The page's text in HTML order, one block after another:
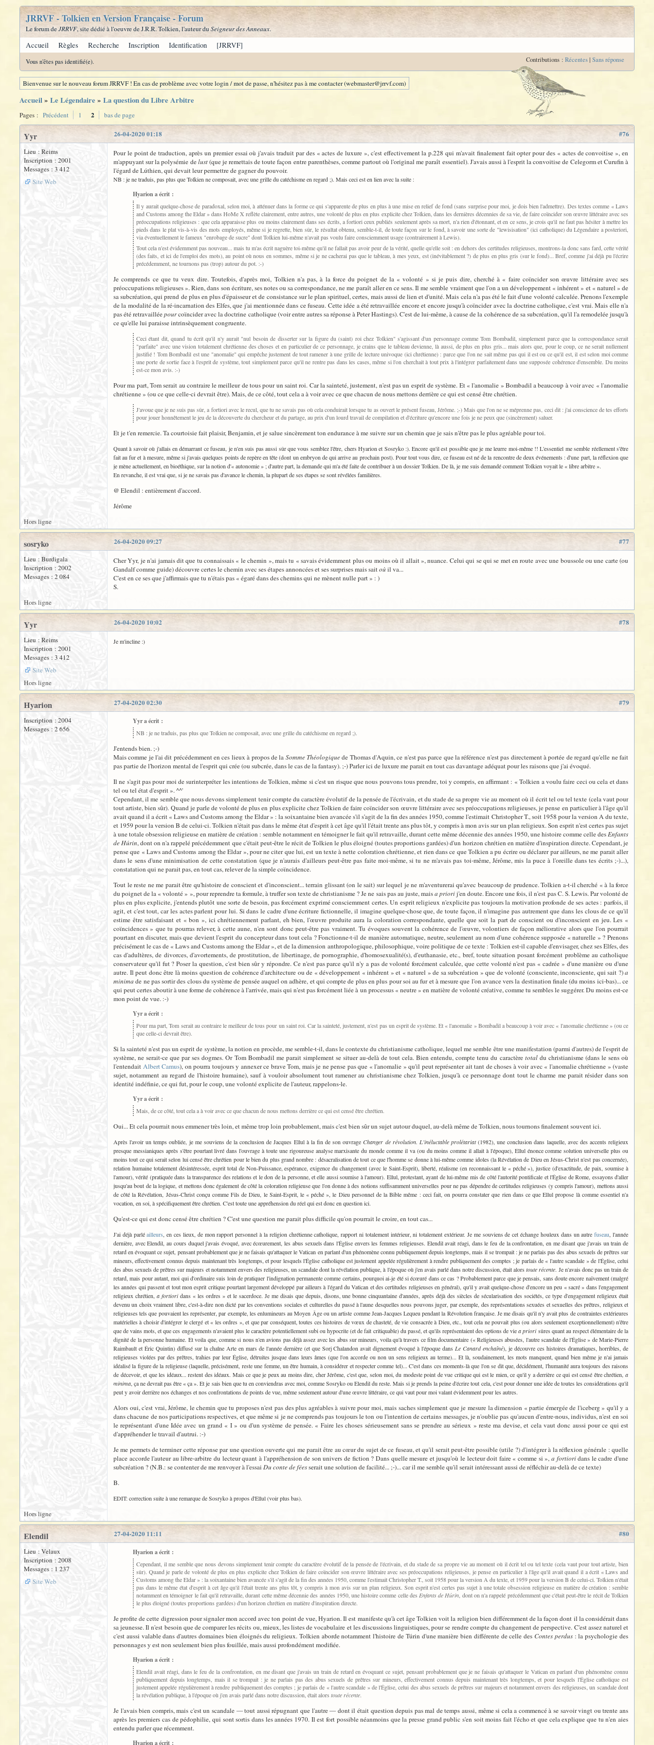
JRRVF - Tolkien en Version Française - Forum
Le forum deJRRVF, site dédié à l'oeuvre de J.R.R. Tolkien, l'auteur du Seigneur des Anneaux.
Accueil Règles Recherche Inscription Identification [JRRVF]
Vous n'êtes pas identifié(e). Contributions : Récentes| Sans réponse
Bienvenue sur le nouveau forum JRRVF ! En cas de problème avec votre login / mot de passe, n'hésitez pas à me contacter (webmaster@jrrvf.com)
Accueil» Le Légendaire » La question du Libre Arbitre
Pages : Précédent 1 2 bas de page
#76
26-04-2020 01:18
Yyr
Lieu : Reims
Inscription : 2001
Messages : 3 412
Site Web
Pour le point de traduction, après un premier essai où j'avais traduit par des « actes de luxure », c'est effectivement la p.228 qui m'avait finalement fait opter pour des « actes de convoitise », en
m'appuyant sur la polysémie delust(que je remettais de toute façon entre parenthèses, comme partout où l'original me paraît essentiel). J'avais aussi à l'esprit la convoitise de Celegorm et Curufin à
l'égard de Lúthien, qui devait leur permettre de gagner du pouvoir.
NB : je ne traduis, pas plus que Tolkien ne composait, avec une grille du catéchisme en regard ;). Mais ceci est en lien avec la suite :
Hyarion a écrit :
Il y aurait quelque-chose de paradoxal, selon moi, à atténuer dans la forme ce qui s'apparente de plus en plus à une mise en relief de fond (sans surprise pour moi, je dois bien l'admettre). Des textes comme « Laws
and Customs among the Eldar » dans HoMe X reflète clairement, entre autres, une volonté de plus en plus explicite chez Tolkien, dans les dernières décennies de sa vie, de faire coïncider son œuvre littéraire avec ses
préoccupations religieuses : que cela apparaisse plus ou moins clairement dans ses écrits, a fortiori ceux publiés seulement après sa mort, n'a rien d'étonnant, et en ce sens, je crois qu'il ne faut pas hésiter à mettre les
pieds dans le plat vis-à-vis des mots employés, même si je regrette, bien sûr, le résultat obtenu, semble-t-il, de toute façon sur le fond, à savoir une sorte de "lewisisation" (ici catholique) du Légendaire a posteriori,
via éventuellement le fameux "enrobage de sucre" dont Tolkien lui-même n'avait pas voulu faire consciemment usage (contrairement à Lewis).
Tout cela n'est évidemment pas nouveau... mais tu m'as écrit naguère toi-même qu'il ne fallait pas avoir peur de la vérité, quelle qu'elle soit : en dehors des certitudes religieuses, montrons-la donc sans fard, cette vérité
(des faits, et ici de l'emploi des mots), au point où nous en sommes, même si je ne cacherai pas que le tableau, à mes yeux, est (inévitablement ?) de plus en plus gris (sur le fond)... Bref, comme j'ai déjà pu l'écrire
précédemment, ne tournons pas (trop) autour du pot. :-)
Je comprends ce que tu veux dire. Toutefois, d'après moi, Tolkien n'a pas, à la force du poignet de la « volonté » si je puis dire, cherché à « faire coïncider son œuvre littéraire avec ses
préoccupations religieuses ». Rien, dans son écriture, ses notes ou sa correspondance, ne me paraît aller en ce sens. Il me semble vraiment que l'on a un développement « inhérent » et « naturel » de
sa subcréation, qui prend de plus en plus d'épaisseur et de consistance sur le plan spirituel, certes, mais aussi de lien et d'unité. Mais cela n'a pas été le fait d'une volonté calculée. Prenons l'exemple
de la modalité de la ré-incarnation des Elfes, que j'ai mentionnée dans ce fuseau. Cette idée a été retravaillée encore et encore jusqu'à coïncider avec la doctrine catholique, c'est vrai. Mais elle n'a
pas été retravailléepourcoïncider avec la doctrine catholique (voir entre autres sa réponse à Peter Hastings). C'est de lui-même, à cause de la cohérence de sa subcréation, qu'il l'a remodelée jusqu'à
ce qu'elle lui paraisse intrinsèquement congruente.
Ceci étant dit, quand tu écrit qu'il n'y aurait "nul besoin de disserter sur la figure du (saint) roi chez Tolkien" s'agissant d'un personnage comme Tom Bombadil, simplement parce que la correspondance serait
"parfaite" avec une vision totalement chrétienne des choses et en particulier de ce personnage, je crains que le tableau devienne, là aussi, de plus en plus gris... mais alors que, pour le coup, ce ne serait nullement
justifié ! Tom Bombadil est une "anomalie" qui empêche justement de tout ramener à une grille de lecture univoque (ici chrétienne) : parce que l'on ne sait même pas qui il est ou ce qu'il est, il est selon moi comme
une porte de sortie face à l'esprit de système, tout simplement parce qu'il ne rentre pas dans les cases, même si l'on cherchait à tout prix à l'intégrer parfaitement dans une supposée cohérence d'ensemble. Du moins
est-ce mon avis. :-)
Pour ma part, Tom serait au contraire le meilleur de tous pour un saint roi. Car la sainteté, justement, n'est pas un esprit de système. Et « l'anomalie » Bombadil a beaucoup à voir avec « l'anomalie
chrétienne » (ou ce que celle-ci devrait être). Mais, de ce côté, tout cela a à voir avec ce que chacun de nous mettons derrière ce qui est censé être chrétien.
J'avoue que je ne suis pas sûr, a fortiori avec le recul, que tu ne savais pas où cela conduirait lorsque tu as ouvert le présent fuseau, Jérôme. ;-) Mais que l'on ne se méprenne pas, ceci dit : j'ai conscience de tes efforts
pour jouer honnêtement le jeu de la découverte du chercheur et du partage, au prix d'un lourd travail de compilation et d'écriture qu'encore une fois je ne peux que (sincèrement) saluer.
Et je t'en remercie. Ta courtoisie fait plaisir, Benjamin, et je salue sincèrement ton endurance à me suivre sur un chemin que je sais n'être pas le plus agréable pour toi.
Quant à savoir où j'allais en démarrant ce fuseau, je n'en suis pas aussi sûr que vous semblez l'être, chers Hyarion et Sosryko :). Encore qu'il est possible que je me leurre moi-même !! L'essentiel me semble réellement s'être
fait au fur et à mesure, même si j'avais quelques points de repère en tête (dont un embryon de qui arrive au prochain post). Pour tout vous dire, ce fuseau est né de la rencontre de deux événements : d'une part, la réflexion que
je mène actuellement, en bioéthique, sur la notion d'« autonomie » ; d'autre part, la demande qui m'a été faite de contribuer à un dossier Tolkien. De là, je me suis demandé comment Tolkien voyait le « libre arbitre ».
En revanche, il est vrai que, si je ne savais pas d'avance le chemin, la plupart de ses étapes se sont révélées familières.
@ Elendil : entièrement d'accord.
Jérôme
Hors ligne
#77
26-04-2020 09:27
sosryko
Lieu : Burdigala
Inscription : 2002
Messages : 2 084
Cher Yyr, je n'ai jamais dit que tu connaissais « le chemin », mais tu « savais évidemment plus ou moins où il allait », nuance. Celui qui se qui se met en route avec une boussole ou une carte (ou
Gandalf comme guide) découvre certes le chemin avec ses étapes annoncées et ses surprises mais saitoù il va...
C'est en ce ses que j'affirmais que tu n'étais pas « égaré dans des chemins qui ne mènent nulle part » : )
S.
Hors ligne
#78
26-04-2020 10:02
Yyr
Lieu : Reims
Inscription : 2001
Messages : 3 412
Site Web
Je m'incline :)
Hors ligne
#79
27-04-2020 02:30
Hyarion
Inscription : 2004
Messages : 2 656
Yyr a écrit :
NB : je ne traduis, pas plus que Tolkien ne composait, avec une grille du catéchisme en regard ;).
J'entends bien. ;-)
Mais comme je l'ai dit précédemment en ces lieux à propos de la Somme Théologiquede Thomas d'Aquin, ce n'est pas parce que la référence n'est pas directement à portée de regard qu'elle ne fait
pas partie de l'horizon mental de l'esprit qui crée (ou subcrée, dans le cas de la fantasy). ;-) Parler ici de luxure me parait en tout cas davantage adéquat pour les raisons que j'ai évoqué.
Il ne s'agit pas pour moi de surinterpréter les intentions de Tolkien, même si c'est un risque que nous pouvons tous prendre, toi y compris, en affirmant : « Tolkien a voulu faire ceci ou cela et dans
tel ou tel état d'esprit ». ^^'
Cependant, il me semble que nous devons simplement tenir compte du caractère évolutif de la pensée de l'écrivain, et du stade de sa propre vie au moment où il écrit tel ou tel texte (cela vaut pour
tout artiste, bien sûr). Quand je parle de volonté de plus en plus explicite chez Tolkien de faire coïncider son œuvre littéraire avec ses préoccupations religieuses, je pense en particulier à l'âge qu'il
avait quand il a écrit « Laws and Customs among the Eldar » : la soixantaine bien avancée s'il s'agit de la fin des années 1950, comme l'estimait Christopher T., soit 1958 pour la version A du texte,
et 1959 pour la version B de celui-ci. Tolkien n'était pas dans le même état d'esprit à cet âge qu'il l'était trente ans plus tôt, y compris à mon avis sur un plan religieux. Son esprit n'est certes pas sujet
à une totale obsession religieuse en matière de création : semble notamment en témoigner le fait qu'il retravaille, durant cette même décennie des années 1950, une histoire comme celle desEnfants
de Húrin, dont on n'a rappelé précédemment que c'était peut-être le récit de Tolkien le plus éloigné (toutes proportions gardées) d'un horizon chrétien en matière d'inspiration directe. Cependant, je
pense que « Laws and Customs among the Eldar », pour ne citer que lui, est un texte à nette coloration chrétienne, et rien dans ce que Tolkien a pu écrire ou déclarer par ailleurs, ne me parait aller
dans le sens d'une minimisation de cette constatation (que je n'aurais d'ailleurs peut-être pas faite moi-même, si tu ne m'avais pas toi-même, Jérôme, mis la puce à l'oreille dans tes écrits ;-)...),
constatation qui ne parait pas, en tout cas, relever de la simple coïncidence.
Tout le reste ne me parait être qu'histoire de conscient et d'inconscient... terrain glissant (on le sait) sur lequel je ne m'aventurerai qu'avec beaucoup de prudence. Tolkien a-t-il cherché « à la force
du poignet de la « volonté » », pour reprendre ta formule, à truffer son texte de christianisme ? Je ne sais pas au juste, maisa priorij'en doute. Encore une fois, il n'est pas C. S. Lewis. Par volonté de
plus en plus explicite, j'entends plutôt une sorte de besoin, pas forcément exprimé consciemment certes. Un esprit religieux n'explicite pas toujours la motivation profonde de ses actes : parfois, il
agit, et c'est tout, car les actes parlent pour lui. Si dans le cadre d'une écriture fictionnelle, il imagine quelque-chose que, de toute façon, il n'imagine pas autrement que dans les clous de ce qu'il
estime être satisfaisant et « bon », ici chrétiennement parlant, eh bien, l'œuvre produite aura la coloration correspondante, quelle que soit la part de conscient ou d'inconscient en jeu. Les «
coïncidences » que tu pourras relever, à cette aune, n'en sont donc peut-être pas vraiment. Tu évoques souvent la cohérence de l'œuvre, volontiers de façon méliorative alors que l'on pourrait
pourtant en discuter, mais que devient l'esprit du concepteur dans tout cela ? Fonctionne-t-il de manière automatique, neutre, seulement au nom d'une cohérence supposée « naturelle » ? Prenons
précisément le cas de « Laws and Customs among the Eldar », et de la dimension anthropologique, philosophique, voire politique de ce texte : Tolkien est-il capable d'envisager, chez ses Elfes, des
cas d'adultères, de divorces, d'avortements, de prostitution, de libertinage, de pornographie, d'homosexualité(s), d'euthanasie, etc., bref, toute situation posant forcément problème au catholique
conservateur qu'il fut ? Poser la question, c'est bien sûr y répondre. Ce n'est pas parce qu'il n'y a pas de volonté forcément calculée, que cette volonté n'est pas « cadrée » d'une manière ou d'une
autre. Il peut donc être là moins question de cohérence d'architecture ou de « développement « inhérent » et « naturel » de sa subcréation » que de volonté (consciente, inconsciente, qui sait ?)a
minima de ne pas sortir des clous du système de pensée auquel on adhère, et qui compte de plus en plus pour soi au fur et à mesure que l'on avance vers la destination finale (du moins ici-bas)... ce
qui peut certes aboutir à une forme de cohérence à l'arrivée, mais qui n'est pas forcément liée à un processus « neutre » en matière de volonté créative, comme tu sembles le suggérer. Du moins est-ce
mon point de vue. :-)
Yyr a écrit :
Pour ma part, Tom serait au contraire le meilleur de tous pour un saint roi. Car la sainteté, justement, n'est pas un esprit de système. Et « l'anomalie » Bombadil a beaucoup à voir avec « l'anomalie chrétienne » (ou ce
que celle-ci devrait être).
Si la sainteté n'est pas un esprit de système, la notion en procède, me semble-t-il, dans le contexte du christianisme catholique, lequel me semble être une manifestation (parmi d'autres) de l'esprit de
système, ne serait-ce que par ses dogmes. Or Tom Bombadil me parait simplement se situer au-delà de tout cela. Bien entendu, compte tenu du caractère totaldu christianisme (dans le sens où
l'entendait Albert Camus), on pourra toujours y annexer ce brave Tom, mais je ne pense pas que « l'anomalie » qu'il peut représenter ait tant de choses à voir avec « l'anomalie chrétienne » (vaste
sujet, notamment au regard de l'histoire humaine), sauf à vouloir absolument tout ramener au christianisme chez Tolkien, jusqu'à ce personnage dont tout le charme me parait résider dans son
identité indéfinie, ce qui fut, pour le coup, une volonté explicite de l'auteur, rappelons-le.
Yyr a écrit :
Mais, de ce côté, tout cela a à voir avec ce que chacun de nous mettons derrière ce qui est censé être chrétien.
Oui... Et cela pourrait nous emmener très loin, et même trop loin probablement, mais c'est bien sûr un sujet autour duquel, au-delà même de Tolkien, nous tournons finalement souvent ici.
Après l'avoir un temps oubliée, je me souviens de la conclusion de Jacques Ellul à la fin de son ouvrageChanger de révolution. L'inéluctable prolétariat(1982), une conclusion dans laquelle, avec des accents religieux
presque messianiques après s'être pourtant livré dans l'ouvrage à toute une rigoureuse analyse marxisante du monde comme il va (ou du moins comme il allait à l'époque), Ellul énonce comme solution universelle plus ou
moins tout ce qui serait selon lui censé être chrétien pour le bien du plus grand nombre : désacralisation de tout ce que l'homme se donne à lui-même comme idoles (la Révélation de Dieu en Jésus-Christ n'est pas concernée),
relation humaine totalement désintéressée, esprit total de Non-Puissance, espérance, exigence du changement (avec le Saint-Esprit), liberté, réalisme (en reconnaissant le « péché »), justice (d'exactitude, de paix, soumise à
l'amour), vérité (pratiquée dans la transparence des relations et le don de la personne, et elle aussi soumise à l'amour). Ellul, protestant, ayant de lui-même mis de côté l'autorité pontificale et l'Église de Rome, essayons d'aller
jusqu'au bout de la logique, et mettons donc également de côté la coloration religieuse que l'on donne à des notions suffisamment universelles pour ne pas dépendre de certitudes religieuses (y compris l'amour), mettons aussi
de côté la Révélation, Jésus-Christ conçu comme Fils de Dieu, le Saint-Esprit, le « péché », le Dieu personnel de la Bible même : ceci fait, on pourra constater que rien dans ce que Ellul propose là comme essentiel n'a
vocation, en soi, à spécifiquement être chrétien. C'est toute une appréhension du réel qui est donc en question ici.
Qu'est-ce qui est donc censé être chrétien ? C'est une question me parait plus difficile qu'on pourrait le croire, en tout cas...
J'ai déjà parléailleurs, en ces lieux, de mon rapport personnel à la religion chrétienne catholique, rapport ni totalement intérieur, ni totalement extérieur. Je me souviens de cet échange houleux dans un autrefuseau, l'année
dernière, avec Elendil, au cours duquel j'avais évoqué, avec écœurement, les abus sexuels dans l'Église envers les femmes religieuses. Elendil avait réagi, dans le feu de la confrontation, en me disant que j'avais un train de
retard en évoquant ce sujet, pensant probablement que je ne faisais qu'attaquer le Vatican en parlant d'un phénomène connu publiquement depuis longtemps, mais il se trompait : je ne parlais pas des abus sexuels de prêtres sur
mineurs, effectivement connus depuis maintenant très longtemps, et pour lesquels l'Église catholique est justement appelée régulièrement à rendre publiquement des comptes ; je parlais de « l'autre scandale » de l'Église, celui
des abus sexuels de prêtres sur majeurs et notamment envers des religieuses, un scandale dont la révélation publique, à l'époque où j'en avais parlé dans notre discussion, était alorstoute récente. Je n'avais donc pas un train de
retard, mais pour autant, moi qui d'ordinaire suis loin de pratiquer l'indignation permanente comme certains, pourquoi ai-je été si écœuré dans ce cas ? Probablement parce que je pensais, sans doute encore naïvement (malgré
les années qui passent et tout mon esprit critique pourtant largement développé par ailleurs à l'égard du Vatican et des certitudes religieuses en général), qu'il y avait quelque-chose d'encore un peu « sacré » dans l'engagement
religieux chrétien, a fortioridans « les ordres » et le sacerdoce. Je me disais que depuis, disons, une bonne cinquantaine d'années, après déjà des siècles de sécularisation des sociétés, ce type d'engagement religieux était
devenu un choix vraiment libre, c'est-à-dire non dicté par les conventions sociales et culturelles du passé à l'aune desquelles nous pouvons juger, par exemple, des représentations sexuées et sexuelles des prêtres, religieux et
religieuses tels que pouvaient les représenter, par exemple, les enlumineurs au Moyen Âge ou un artiste comme Jean-Jacques Lequeu pendant la Révolution française. Je me disais qu'il n'y avait plus de contraintes extérieures
matérielles à choisir d'intégrer le clergé et « les ordres », et que par conséquent, toutes ces histoires de vœux de chasteté, de vie consacrée à Dieu, etc., tout cela ne pouvait plus (ou alors seulement exceptionnellement) n'être
que de vains mots, et que ces engagements n'avaient plus le caractère potentiellement subi ou hypocrite (et de fait critiquable) du passé, et qu'ils représentaient des options de viea priorisûres quant au respect élémentaire de la
dignité de la personne humaine. Et voila que, comme si nous n'en avions pas déjà assez avec les abus sur mineurs, voila qu'à travers ce film documentaire (« Religieuses abusées, l'autre scandale de l'Église » de Marie-Pierre
Raimbault et Éric Quintin) diffusé sur la chaîne Arte en mars de l'année dernière (et que Sorj Chalandon avait dignement évoqué à l'époque dans Le Canard enchaîné), je découvre ces histoires dramatiques, horribles, de
religieuses violées par des prêtres, trahies par leur Église, détruites jusque dans leurs âmes (que l'on accorde ou non un sens religieux au terme)... Et là, soudainement, les mots manquent, quand bien même je n'ai jamais
idéalisé la figure de la religieuse (laquelle, précisément, reste une femme, un être humain, à considérer et respecter comme tel)... C'est dans ces moments-là que l'on se dit que, décidément, l'humanité aura toujours des raisons
de décevoir, et que les idéaux... restent des idéaux. Mais ce que je peux au moins dire, cher Jérôme, c'est que, selon moi, du modeste point de vue critique qui est le mien, ce qu'il y a derrière ce qui est censé être chrétien, a
minima, ça ne devrait pas être « ça ». Et je sais bien que tu en conviendras avec moi, comme Sosryko ou Elendil du reste. Mais si je prends la peine d'écrire tout cela, c'est pour donner une idée de toutes les considérations qu'il
peut y avoir derrière nos échanges et nos confrontations de points de vue, même seulement autour d'une œuvre littéraire, ce qui vaut pour moi valant évidemment pour les autres.
Alors oui, c'est vrai, Jérôme, le chemin que tu proposes n'est pas des plus agréables à suivre pour moi, mais saches simplement que je mesure la dimension « partie émergée de l'iceberg » qu'il y a
dans chacune de nos participations respectives, et que même si je ne comprends pas toujours le ton ou l'intention de certains messages, je n'oublie pas qu'aucun d'entre-nous, individus, n'est en soi
le représentant d'une Idée avec un grand « I » ou d'un système de pensée. « Faire les choses sérieusement sans se prendre au sérieux » reste ma devise, et cela vaut donc aussi pour ce qui est
d'appréhender le travail d'autrui. :-)
Je me permets de terminer cette réponse par une question ouverte qui me parait être au cœur du sujet de ce fuseau, et qu'il serait peut-être possible (utile ?) d'intégrer à la réflexion générale : quelle
place accorde l'auteur au libre-arbitre du lecteur quant à l'appréhension de son univers de fiction ? Dans quelle mesure et jusqu'où le lecteur doit faire « comme si », a fortioridans le cadre d'une
subcréation ? (N.B.: se contenter de me renvoyer à l'essai Du conte de féesserait une solution de facilité... ;-)... car il me semble qu'il serait intéressant aussi de réfléchir au-delà de ce texte)
B.
EDIT: correction suite à une remarque de Sosryko à propos d'Ellul (voir plus bas).
Hors ligne
#80
27-04-2020 11:11
Elendil
Lieu : Velaux
Inscription : 2008
Messages : 1 237
Site Web
Hyarion a écrit :
Cependant, il me semble que nous devons simplement tenir compte du caractère évolutif de la pensée de l'écrivain, et du stade de sa propre vie au moment où il écrit tel ou tel texte (cela vaut pour tout artiste, bien
sûr). Quand je parle de volonté de plus en plus explicite chez Tolkien de faire coïncider son œuvre littéraire avec ses préoccupations religieuses, je pense en particulier à l'âge qu'il avait quand il a écrit « Laws and
Customs among the Eldar » : la soixantaine bien avancée s'il s'agit de la fin des années 1950, comme l'estimait Christopher T., soit 1958 pour la version A du texte, et 1959 pour la version B de celui-ci. Tolkien n'était
pas dans le même état d'esprit à cet âge qu'il l'était trente ans plus tôt, y compris à mon avis sur un plan religieux. Son esprit n'est certes pas sujet à une totale obsession religieuse en matière de création : semble
notamment en témoigner le fait qu'il retravaille, durant cette même décennie des années 1950, une histoire comme celle des Enfants de Húrin , dont on n'a rappelé précédemment que c'était peut-être le récit de Tolkien
le plus éloigné (toutes proportions gardées) d'un horizon chrétien en matière d'inspiration directe.
Je profite de cette digression pour signaler mon accord avec ton point de vue, Hyarion. Il est manifeste qu'à cet âge Tolkien voit la religion bien différemment de la façon dont il la considérait dans
sa jeunesse. Il n'est besoin que de comparer les récits ou, mieux, les listes de vocabulaire et les discussions linguistiques, pour se rendre compte du changement de perspective. C'est assez naturel et
c'est aussi valable dans d'autres domaines bien éloignés du religieux. Tolkien aborde notamment l'histoire de Túrin d'une manière bien différente de celle des Contes perdus: la psychologie des
personnages y est non seulement bien plus fouillée, mais aussi profondément modifiée.
Hyarion a écrit :
Elendil avait réagi, dans le feu de la confrontation, en me disant que j'avais un train de retard en évoquant ce sujet, pensant probablement que je ne faisais qu'attaquer le Vatican en parlant d'un phénomène connu
publiquement depuis longtemps, mais il se trompait : je ne parlais pas des abus sexuels de prêtres sur mineurs, effectivement connus depuis maintenant très longtemps, et pour lesquels l'Église catholique est
justement appelée régulièrement à rendre publiquement des comptes ; je parlais de « l'autre scandale » de l'Église, celui des abus sexuels de prêtres sur majeurs et notamment envers des religieuses, un scandale dont
la révélation publique, à l'époque où j'en avais parlé dans notre discussion, était alors toute récente.
Je l'avais bien compris, mais c'est un scandale — tout aussi répugnant que l'autre — dont il était question depuis pas mal de temps aussi, même si cela a commencé à se savoir vingt ou trente ans
après les premiers cas de pédophilie, qui sont sortis dans les années 1970. Il est fort possible néanmoins que la presse grand public s'en soit moins fait l'écho et que cela explique que tu n'en aies
entendu parler que récemment.
Hyarion a écrit :